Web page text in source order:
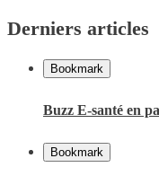
Derniers articles
Bookmark
Buzz E-santé en
Bookmark